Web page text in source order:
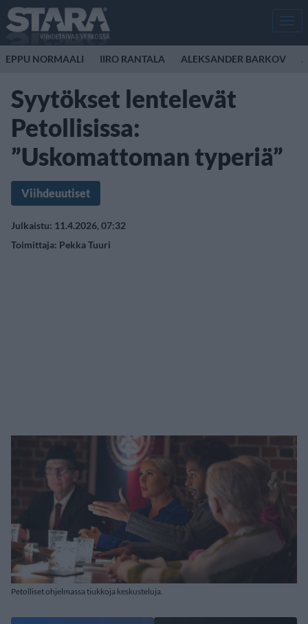
EPPU NORMAALI IIRO RANTALA ALEKSANDER BARKOV
Syytökset lentelevät
Petollisissa:
”Uskomattoman typeriä”
Viihdeuutiset
Julkaistu: 11.4.2026, 07:32
Toimittaja: Pekka Tuuri
Petolliset ohjelmassa tiukkoja keskusteluja.